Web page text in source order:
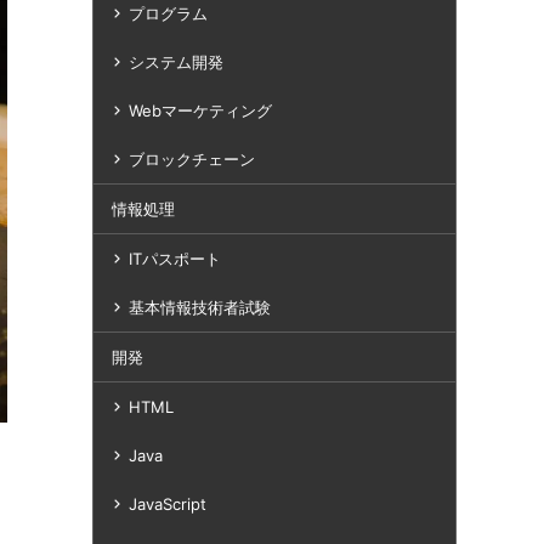
プログラム
システム開発
Webマーケティング
ブロックチェーン
情報処理
ITパスポート
基本情報技術者試験
開発
HTML
Java
JavaScript